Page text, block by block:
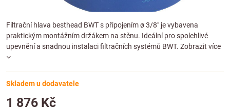
Filtrační hlava besthead BWT s připojením ø 3/8" je vybavena
praktickým montážním držákem na stěnu. Ideální pro spolehlivé
upevnění a snadnou instalaci filtračních systémů BWT. Zobrazit více
Skladem u dodavatele
1 876 Kč